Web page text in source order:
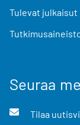
Tulevat julkaisut
Seuraa
Tilaa